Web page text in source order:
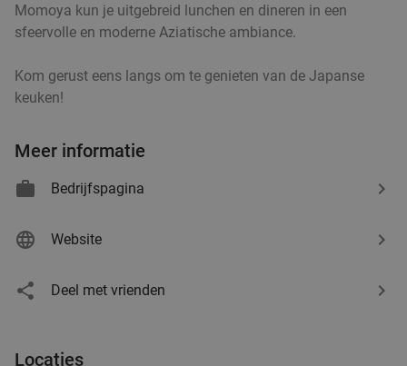
Momoya kun je uitgebreid lunchen en dineren in een
sfeervolle en moderne Aziatische ambiance.
Kom gerust eens langs om te genieten van de Japanse
keuken!
Meer informatie
Bedrijfspagina
Website
Deel met vrienden
Locaties